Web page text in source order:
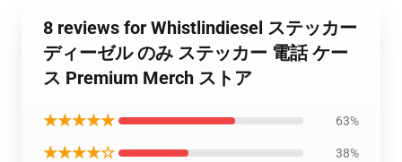
8 reviews for Whistlindiesel ステッカー
ディーゼル のみ ステッカー 電話 ケー
ス Premium Merch ストア
★★★★★ 63%
★★★★☆ 38%